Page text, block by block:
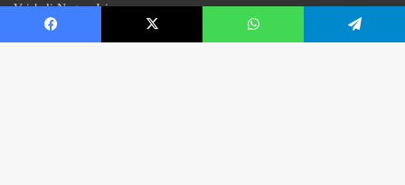
Vaishali Nagar, Jaipur
Rajasthan - 302021